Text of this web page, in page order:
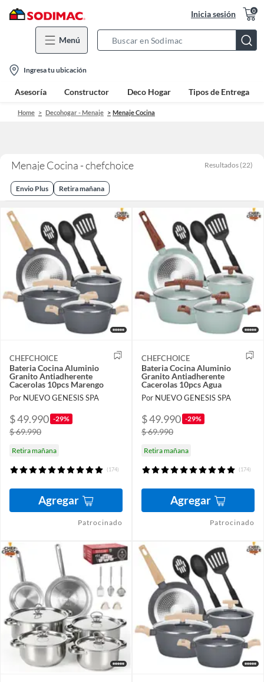
Inicia sesión 0
Menú
Bar
location-
icon
Ingresa tu ubicación
Asesoría Constructor Deco Hogar Tipos de Entrega
Home Decohogar - Menaje Menaje Cocina
Menaje Cocina - chefchoice Resultados (22)
Envio Plus Retira mañana
CHEFCHOICE
Bateria Cocina Aluminio
Granito Antiadherente
Cacerolas 10pcs Marengo
Por NUEVO GENESIS SPA
$ 49.990 -29%
$ 69.990
Retira mañana
(174)
Agregar
Patrocinado
CHEFCHOICE
Bateria Cocina Aluminio
Granito Antiadherente
Cacerolas 10pcs Agua
Por NUEVO GENESIS SPA
$ 49.990 -29%
$ 69.990
Retira mañana
(174)
Agregar
Patrocinado